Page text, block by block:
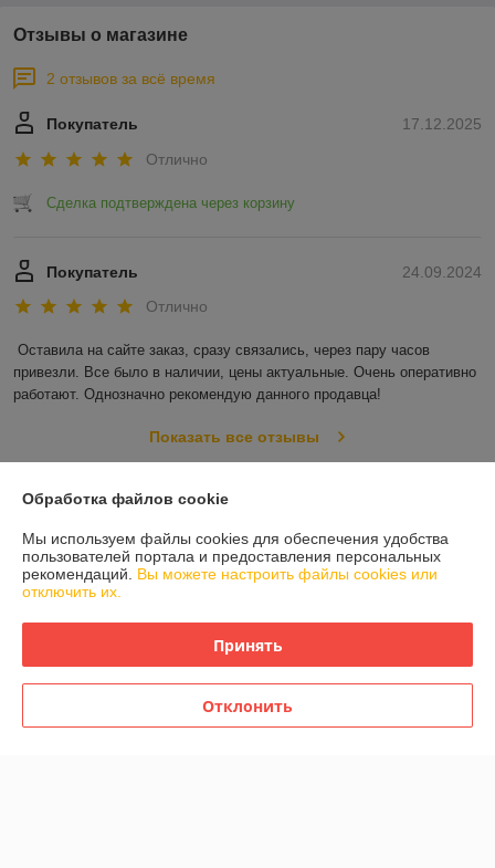
Отзывы о магазине
2 отзывов за всё время
17.12.2025
Покупатель
Отлично
Сделка подтверждена через корзину
24.09.2024
Покупатель
Отлично
Оставила на сайте заказ, сразу связались, через пару часов
привезли. Все было в наличии, цены актуальные. Очень оперативно
работают. Однозначно рекомендую данного продавца!
Показать все отзывы
О нас
Контакты
График работы
Обработка файлов cookie
Мы используем файлы cookies для обеспечения удобства
пользователей портала и предоставления персональных
рекомендаций. Вы можете настроить файлы cookies или
отключить их.
Принять
Отклонить